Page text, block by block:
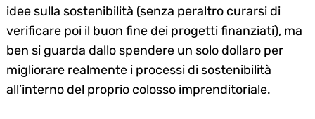
idee sulla sostenibilità (senza peraltro curarsi di
verificare poi il buon fine dei progetti finanziati), ma
ben si guarda dallo spendere un solo dollaro per
migliorare realmente i processi di sostenibilità
all’interno del proprio colosso imprenditoriale.